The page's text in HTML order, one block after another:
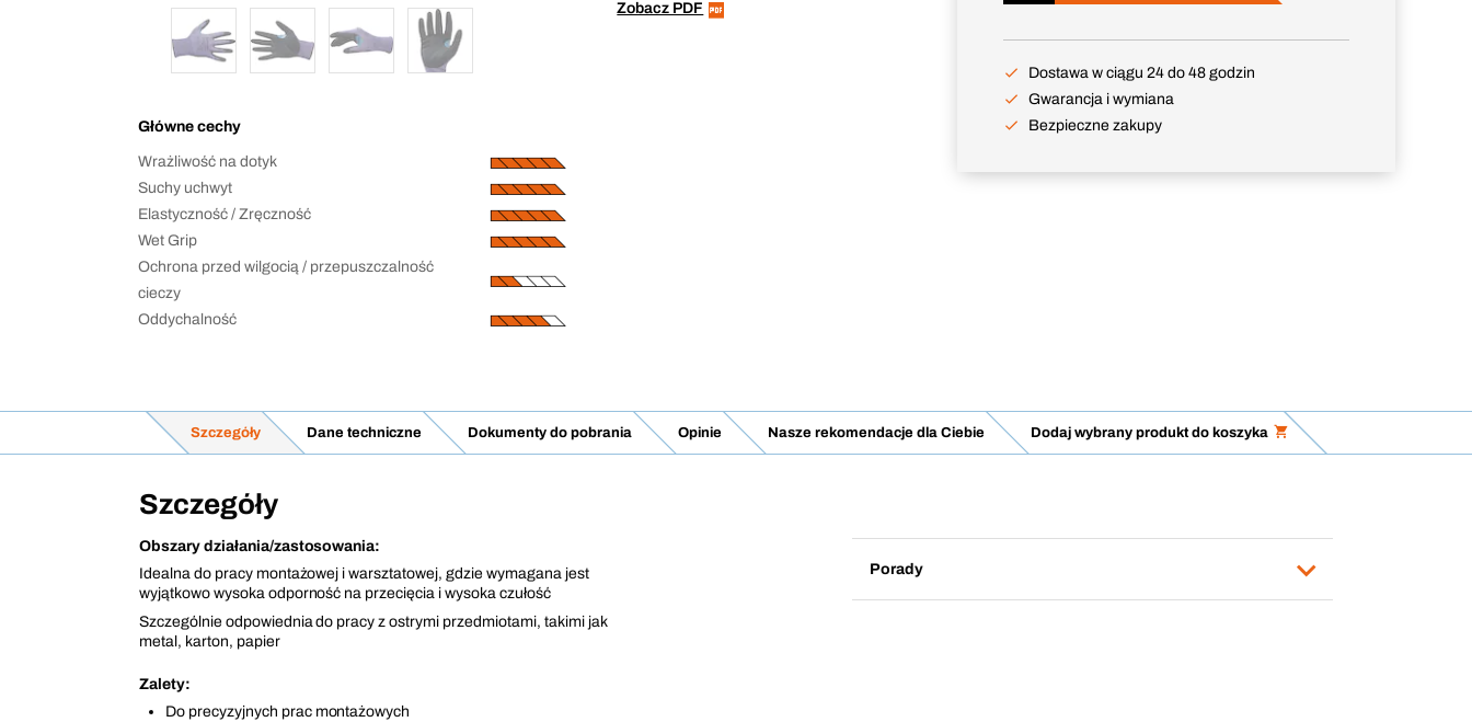
Główne cechy
Wrażliwość na dotyk
Suchy uchwyt
Elastyczność / Zręczność
Wet Grip
Ochrona przed wilgocią / przepuszczalność
cieczy
Oddychalność
Zobacz PDF
Dostawa w ciągu 24 do 48 godzin
Gwarancja i wymiana
Bezpieczne zakupy
Szczegóły Dane techniczne Dokumenty do pobrania Opinie Nasze rekomendacje dla Ciebie Dodaj wybrany produkt do koszyka
Szczegóły
Obszary działania/zastosowania:
Idealna do pracy montażowej i warsztatowej, gdzie wymagana jest
wyjątkowo wysoka odporność na przecięcia i wysoka czułość
Szczególnie odpowiednia do pracy z ostrymi przedmiotami, takimi jak
metal, karton, papier
Zalety:
Do precyzyjnych prac montażowych
Porady